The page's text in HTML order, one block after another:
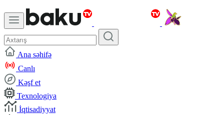
Ana səhifə
Canlı
Kəşf et
Texnologiya
İqtisadiyyat